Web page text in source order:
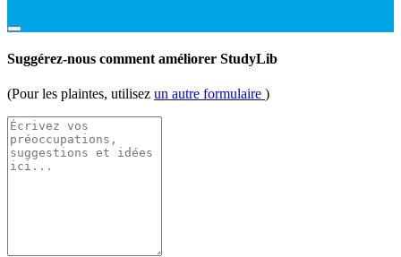
Suggérez-nous comment améliorer StudyLib
(Pour les plaintes, utilisez un autre formulaire )